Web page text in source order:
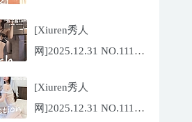
Yuki[75P/942.33MB]
[Xiuren秀人
网]2025.12.31 NO.11186
Fish[79P/773.17MB]
[Xiuren秀人
网]2025.12.31 NO.11184